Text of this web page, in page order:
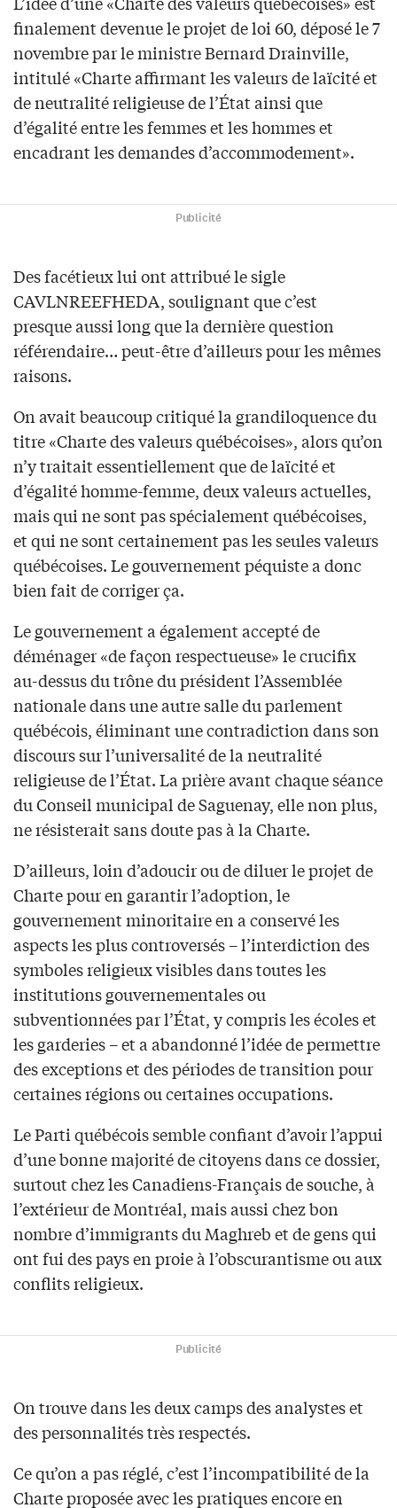
finalement devenue le projet de loi 60, déposé le 7
novembre par le ministre Bernard Drainville,
intitulé «Charte affirmant les valeurs de laïcité et
de neutralité religieuse de l’État ainsi que
d’égalité entre les femmes et les hommes et
encadrant les demandes d’accommodement».
Publicité
Des facétieux lui ont attribué le sigle
CAVLNREEFHEDA, soulignant que c’est
presque aussi long que la dernière question
référendaire… peut-être d’ailleurs pour les mêmes
raisons.
On avait beaucoup critiqué la grandiloquence du
titre «Charte des valeurs québécoises», alors qu’on
n’y traitait essentiellement que de laïcité et
d’égalité homme-femme, deux valeurs actuelles,
mais qui ne sont pas spécialement québécoises,
et qui ne sont certainement pas les seules valeurs
québécoises. Le gouvernement péquiste a donc
bien fait de corriger ça.
Le gouvernement a également accepté de
déménager «de façon respectueuse» le crucifix
au-dessus du trône du président l’Assemblée
nationale dans une autre salle du parlement
québécois, éliminant une contradiction dans son
discours sur l’universalité de la neutralité
religieuse de l’État. La prière avant chaque séance
du Conseil municipal de Saguenay, elle non plus,
ne résisterait sans doute pas à la Charte.
D’ailleurs, loin d’adoucir ou de diluer le projet de
Charte pour en garantir l’adoption, le
gouvernement minoritaire en a conservé les
aspects les plus controversés – l’interdiction des
symboles religieux visibles dans toutes les
institutions gouvernementales ou
subventionnées par l’État, y compris les écoles et
les garderies – et a abandonné l’idée de permettre
des exceptions et des périodes de transition pour
certaines régions ou certaines occupations.
Le Parti québécois semble confiant d’avoir l’appui
d’une bonne majorité de citoyens dans ce dossier,
surtout chez les Canadiens-Français de souche, à
l’extérieur de Montréal, mais aussi chez bon
nombre d’immigrants du Maghreb et de gens qui
ont fui des pays en proie à l’obscurantisme ou aux
conflits religieux.
Publicité
On trouve dans les deux camps des analystes et
des personnalités très respectés.
Ce qu’on a pas réglé, c’est l’incompatibilité de la
Charte proposée avec les pratiques encore en